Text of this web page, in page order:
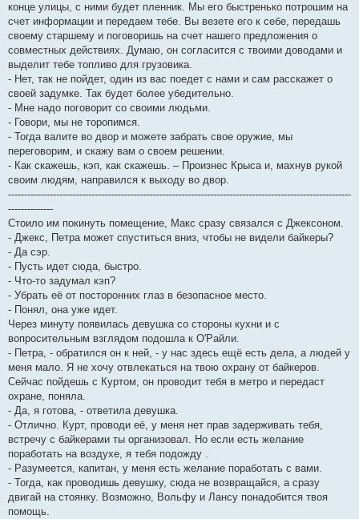
конце улицы, с ними будет пленник. Мы его быстренько потрошим на
счет информации и передаем тебе. Вы везете его к себе, передашь
своему старшему и поговоришь на счет нашего предложения о
совместных действиях. Думаю, он согласится с твоими доводами и
выделит тебе топливо для грузовика.
- Нет, так не пойдет, один из вас поедет с нами и сам расскажет о
своей задумке. Так будет более убедительно.
- Мне надо поговорит со своими людьми.
- Говори, мы не торопимся.
- Тогда валите во двор и можете забрать свое оружие, мы
переговорим, и скажу вам о своем решении.
- Как скажешь, кэп, как скажешь. – Произнес Крыса и, махнув рукой
своим людям, направился к выходу во двор.
-----------------------------------------------------------------------------------------------------------
--------------
Стоило им покинуть помещение, Макс сразу связался с Джексоном.
- Джекс, Петра может спуститься вниз, чтобы не видели байкеры?
- Да сэр.
- Пусть идет сюда, быстро.
- Что-то задумал кэп?
- Убрать её от посторонних глаз в безопасное место.
- Понял, она уже идет.
Через минуту появилась девушка со стороны кухни и с
вопросительным взглядом подошла к О'Райли.
- Петра, - обратился он к ней, - у нас здесь ещё есть дела, а людей у
меня мало. Я не хочу отвлекаться на твою охрану от байкеров.
Сейчас пойдешь с Куртом, он проводит тебя в метро и передаст
охране, поняла.
- Да, я готова, - ответила девушка.
- Отлично. Курт, проводи её, у меня нет прав задерживать тебя,
встречу с байкерами ты организовал. Но если есть желание
поработать на воздухе, я тебя подожду .
- Разумеется, капитан, у меня есть желание поработать с вами.
- Тогда, как проводишь девушку, сюда не возвращайся, а сразу
двигай на стоянку. Возможно, Вольфу и Лансу понадобится твоя
помощь.